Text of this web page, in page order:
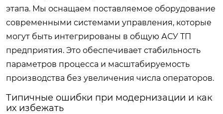
этапа. Мы оснащаем поставляемое оборудование
современными системами управления, которые
могут быть интегрированы в общую АСУ ТП
предприятия. Это обеспечивает стабильность
параметров процесса и масштабируемость
производства без увеличения числа операторов.
Типичные ошибки при модернизации и как
их избежать